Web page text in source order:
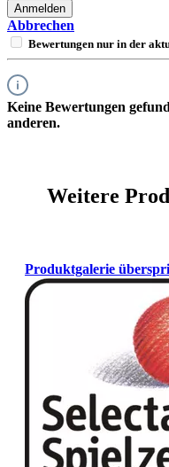
Anmelden
Abbrechen
Bewertungen nur in der
Keine Bewertungen
anderen.
Weitere
Produktgalerie